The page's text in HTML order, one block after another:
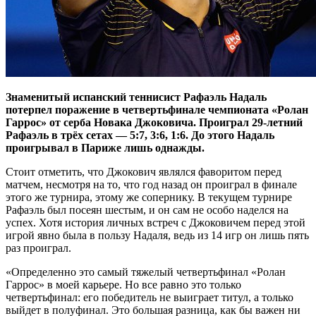
Знаменитый испанский теннисист Рафаэль Надаль
потерпел поражение в четвертьфинале чемпионата «Ролан
Гаррос» от серба Новака Джоковича. Проиграл 29-летний
Рафаэль в трёх сетах — 5:7, 3:6, 1:6. До этого Надаль
проигрывал в Париже лишь однажды.
Стоит отметить, что Джокович являлся фаворитом перед
матчем, несмотря на то, что год назад он проиграл в финале
этого же турнира, этому же сопернику. В текущем турнире
Рафаэль был посеян шестым, и он сам не особо наделся на
успех. Хотя история личных встреч с Джоковичем перед этой
игрой явно была в пользу Надаля, ведь из 14 игр он лишь пять
раз проиграл.
«Определенно это самый тяжелый четвертьфинал «Ролан
Гаррос» в моей карьере. Но все равно это только
четвертьфинал: его победитель не выиграет титул, а только
выйдет в полуфинал. Это большая разница, как бы важен ни